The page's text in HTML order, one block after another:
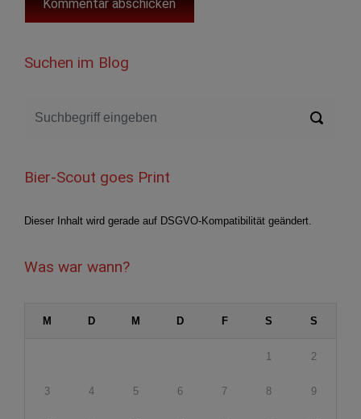
Suchen im Blog
Bier-Scout goes Print
Dieser Inhalt wird gerade auf DSGVO-Kompatibilität geändert.
Was war wann?
M D M D F S S
1 2
3 4 5 6 7 8 9